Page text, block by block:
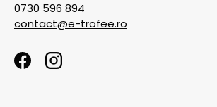
0730 596 894
contact@e-trofee.ro
FacebookInstagram